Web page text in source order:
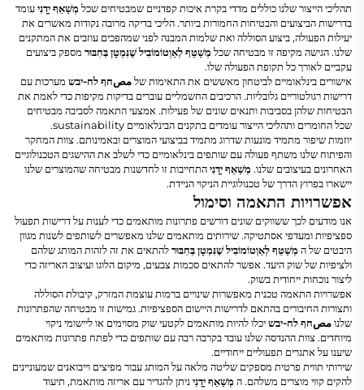
תהליכי הייצור שלנו כוללים מדדי בקרת איכות קפדניים שמבטיחים שכל מְשַׁאֵף יָדָנִיעומד
בדרישות הביצועים והבטיחות החמורות ביותר. הליכי בדיקה מרובה נקודות מאשרים את
יעילות הפעולה, ביצוע הסוללה ואת שלמות המבנה לפני שמהפכים עוזבים את המתקנים
שלנו. הגישה מקיפה זו מבטיחה שכל מְשַׁטֵּף לְאַוְטוֹמוֹבִיל שֶׁנִּמְטָן בְּחִבּוּר מספק ביצועים
עקביים לאורך כל תקופת הפעולה שלו.
אישורים בינלאומיים לביטחון מאששים את התאימות שלمصחף לח-יבש מערכות עם
דרישות רגולטוריים גלובליות. הרכיבים החשמליים עוברים בדיקות מקיפות כדי לאמת את
הבטיחות שלהן בסביבות ותנאים שונים של פעילות. אמצעי התאמה לסביבה מבטיחים
שכל החומרים ותהליכי הייצור עומדים בתקנים הבינלאומיים sustainability.
יוזמות שיפור מתמיד מונעות שדרוג מתמיד בביצועי המוצרים ובאמינותם. צוות המחקר
והפיתוח שלנו משתף פעולה עם שותפים בינלאומיים כדי לשלב את ההישגים הטכנולוגיים
האחרונים בעיצובים שלנו. מְשַׁאֵף יָדָנִיהתחייבות זו לחדשנות מבטיחה שהמוצרים שלנו
יישארו בפרוץ הדרך של טכנולוגיית הניקוי הניידת.
אפשרויות התאמה וסימול
אנו מודעים לכך ששווקים שונים דורשים פתרונות מותאמים כדי לענות על דרישות תפעול
ספציפיות ומעדפי אסתטיקה. שירותים מותאמים שלנו מאפשרים לשותפים לשנות מגוון
היבטים של ה מְשַׁטֵּף לְאַוְטוֹמוֹבִיל שֶׁנִּמְטָן בְּחִבּוּרלהתאים את זה לזהות המותג שלהם
ולציפיות של שוק היעד. אפשר להתאים סכמות צבעים, מיקום הלוגו ועיצוב האריזה כדי
ליצור נוכחות ייחודית בשוק.
אפשרויות התאמה טכנית מאפשרות שינויים ברמות עוצמת המזרק, קיבולת הסוללה
ותצורות החיבורים בהתאם לדרישות היישום הספציפיות. גמישות זו מבטיחה שהפתרונות
שלנוمصחף לח-יבשיכלו להיות מותאמים לקטעי שוק מסוימים או ליישומי ניקוי
מיוחדים. צוות ההנדסה שלנו עובד בקרבה רבה עם שותפים כדי לפתח פתרונות מותאמים
שיענו על אתגרים תפעוליים ייחודיים.
שירותי תווית פרטית מספקים שליטה מלאה על המותג עבור מפיצים וייבואנים שמעוניינים
להקים קווי מוצרים משלהם. ה מְשַׁאֵף יָדָנִיניתן להגדיר עם אריזה מותאמת, תיעוד